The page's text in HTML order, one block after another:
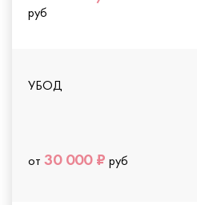
руб
УБОД
от 30 000 ₽ руб